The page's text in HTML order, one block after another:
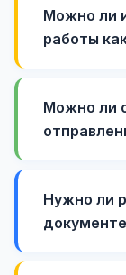
Можно ли
работы
Можно ли
Нужно ли